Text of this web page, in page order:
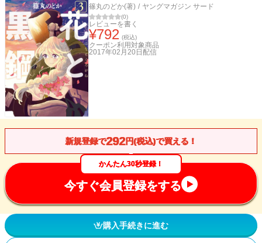
篠丸のどか(著) / ヤングマガジン サード
(0)
レビューを書く
¥792 (税込)
クーポン利用対象商品
2017年02月20日 配信
新規登録で292円(税込)で買える！
かんたん30秒登録！
今すぐ会員登録をする
購入手続きに進む